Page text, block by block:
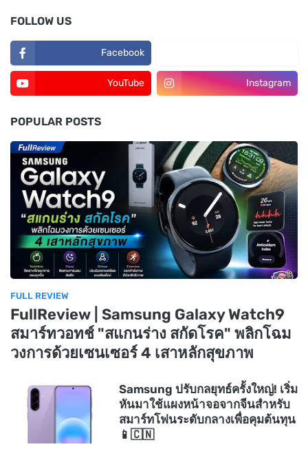
FOLLOW US
Facebook
YouTube Instagram
POPULAR POSTS
FULL REVIEW
FullReview | Samsung Galaxy Watch9
สมาร์ทวอทช์ "สแกนร่าง สกัดโรค" พลิกโฉม
วงการด้วยเซนเซอร์ 4 เสาหลักสุขภาพ
Samsung ปรับกลยุทธ์ครั้งใหญ่! เริ่ม
หันมาใช้แผงหน้าจอจากจีนสำหรับ
สมาร์ทโฟนระดับกลางเพื่อคุมต้นทุน
📱🇨🇳